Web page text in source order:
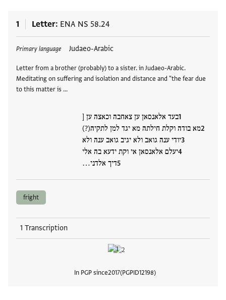
1 Letter ENA NS 58.24
Primary language Judaeo-Arabic
Letter from a brother (probably) to a sister. in Judaeo-Arabic.
Meditating on suffering and isolation and distance and "the fear due
to this matter is …
בעד אלאנסאן ען צאחבה וכאצה ען [
מא בודה וקלת חילתה מא יגד למן לתקיה(?)
יודי ענה גואב ולא יגיב גואב ענה ולא
יעלם אלאנסאן אי וקת ידעא בה אלי
דיך אלדני…
Tags
fright
1 Transcription
In PGP since2017 PGPID12198